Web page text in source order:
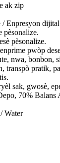
ak zip
/ Enpresyon
pèsonalize.
pèsonalize.
pwòp
nwa, bonbon,
transpò pratik,
sak, gwosè,
70% Balans
Water